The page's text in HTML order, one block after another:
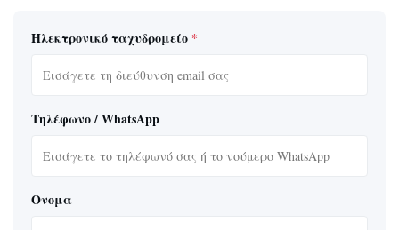
Ηλεκτρονικό ταχυδρομείο *
Τηλέφωνο / WhatsApp
Ονομα